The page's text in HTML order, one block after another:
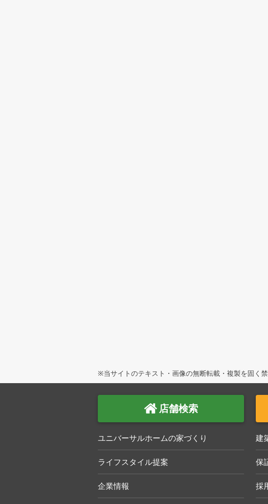
※当サイトのテキスト・画像の無断転載・複製を固く
店舗検索
ユニバーサルホームの家づくり 建
ライフスタイル提案 保
企業情報 採